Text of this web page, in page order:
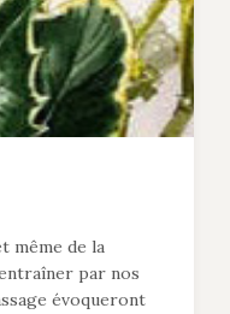
même de la
par nos
évoqueront